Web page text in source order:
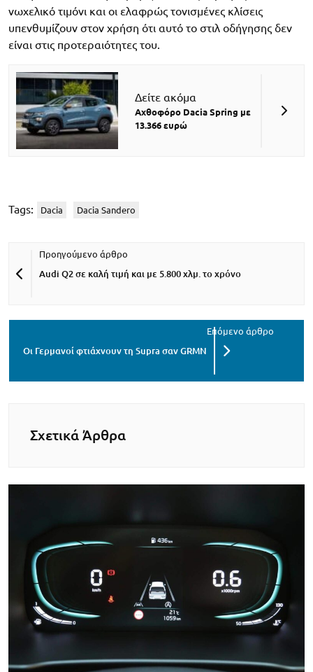
νωχελικό τιμόνι και οι ελαφρώς τονισμένες κλίσεις
υπενθυμίζουν στον χρήση ότι αυτό το στιλ οδήγησης δεν
είναι στις προτεραιότητες του.
Δείτε ακόμα
Αχθοφόρο Dacia Spring με
13.366 ευρώ
Tags: Dacia Dacia Sandero
Audi Q2 σε καλή τιμή και με 5.800 χλμ. το χρόνο
Οι Γερμανοί φτιάχνουν τη Supra σαν GRMN
Σχετικά Άρθρα